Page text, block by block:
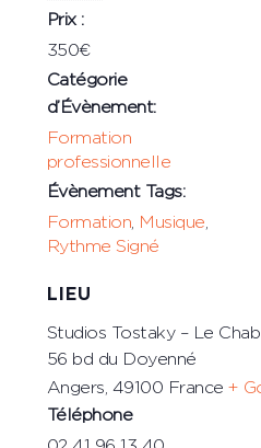
Prix :
350€
Catégorie
d’Évènement:
Formation
professionnelle
Évènement Tags:
Formation
Musique
Rythme Signé
LIEU
Studios Tostaky – Le
56 bd du Doyenné
Angers 49100 France +
Téléphone